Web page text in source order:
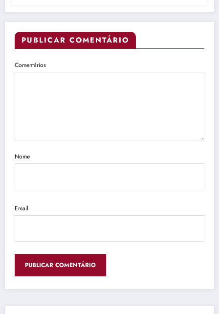
PUBLICAR COMENTÁRIO
Comentários
Nome
Email